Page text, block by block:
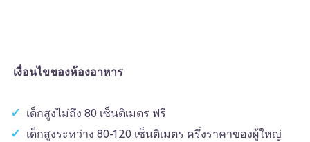
เงื่อนไขของห้องอาหาร
เด็กสูงไม่ถึง 80 เซ็นติเมตร ฟรี
เด็กสูงระหว่าง 80-120 เซ็นติเมตร ครึ่งราคาของผู้ใหญ่